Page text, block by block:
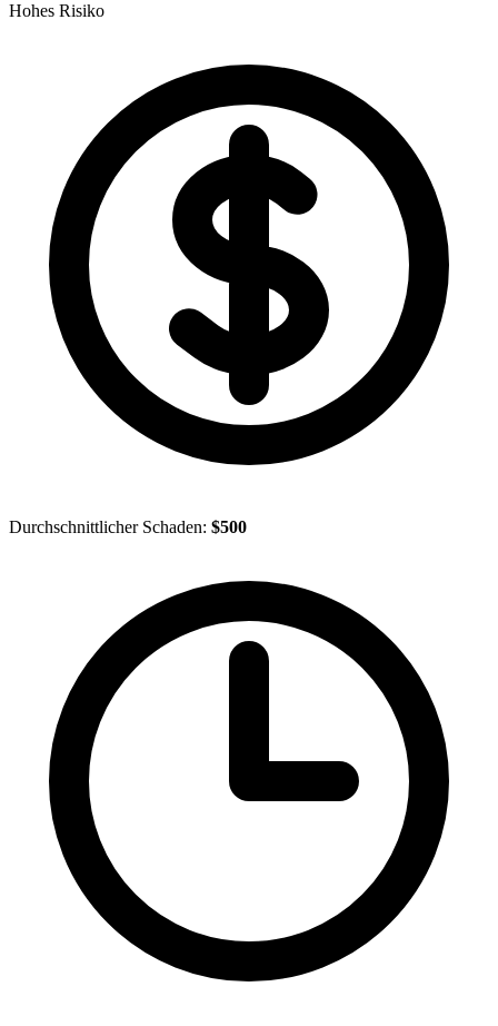
Hohes Risiko
Durchschnittlicher Schaden: $500